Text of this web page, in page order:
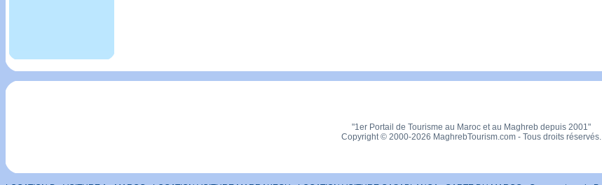
"1er Portail de Tourisme au Maroc et au Maghreb depuis 2001"
Copyright © 2000-2026 MaghrebTourism.com - Tous droits réservés.